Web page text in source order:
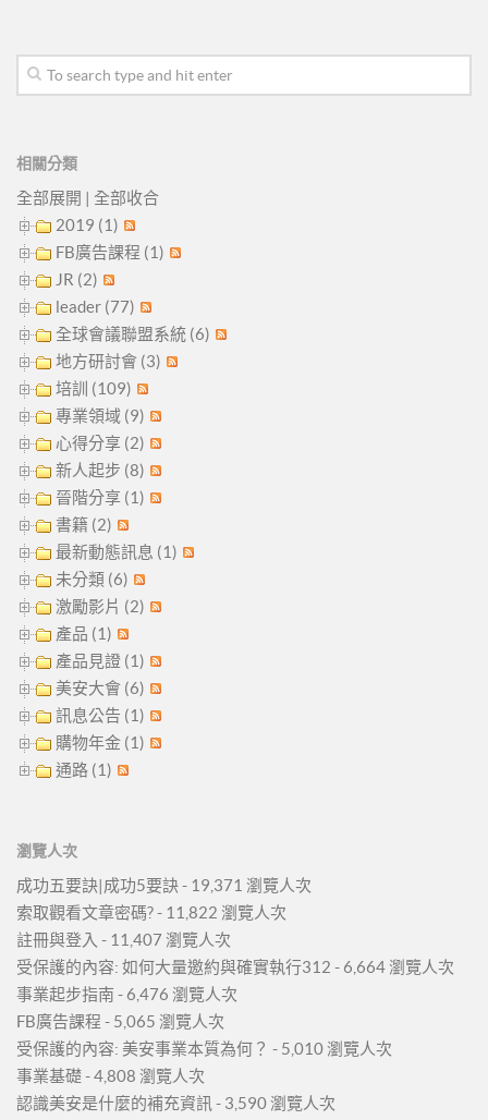
相關分類
全部展開 | 全部收合
2019 (1)
FB廣告課程 (1)
JR (2)
leader (77)
全球會議聯盟系統 (6)
地方研討會 (3)
培訓 (109)
專業領域 (9)
心得分享 (2)
新人起步 (8)
晉階分享 (1)
書籍 (2)
最新動態訊息 (1)
未分類 (6)
激勵影片 (2)
產品 (1)
產品見證 (1)
美安大會 (6)
訊息公告 (1)
購物年金 (1)
通路 (1)
瀏覽人次
成功五要訣|成功5要訣- 19,371 瀏覽人次
索取觀看文章密碼?- 11,822 瀏覽人次
註冊與登入 - 11,407 瀏覽人次
受保護的內容: 如何大量邀約與確實執行312 - 6,664 瀏覽人次
事業起步指南 - 6,476 瀏覽人次
FB廣告課程 - 5,065 瀏覽人次
受保護的內容: 美安事業本質為何？ - 5,010 瀏覽人次
事業基礎- 4,808 瀏覽人次
認識美安是什麼的補充資訊 - 3,590 瀏覽人次